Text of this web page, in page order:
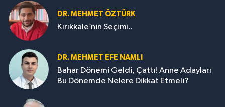
DR. MEHMET ÖZTÜRK
Kırıkkale’nin Seçimi..
DR. MEHMET EFE NAMLI
Bahar Dönemi Geldi, Çattı! Anne Adayları
Bu Dönemde Nelere Dikkat Etmeli?